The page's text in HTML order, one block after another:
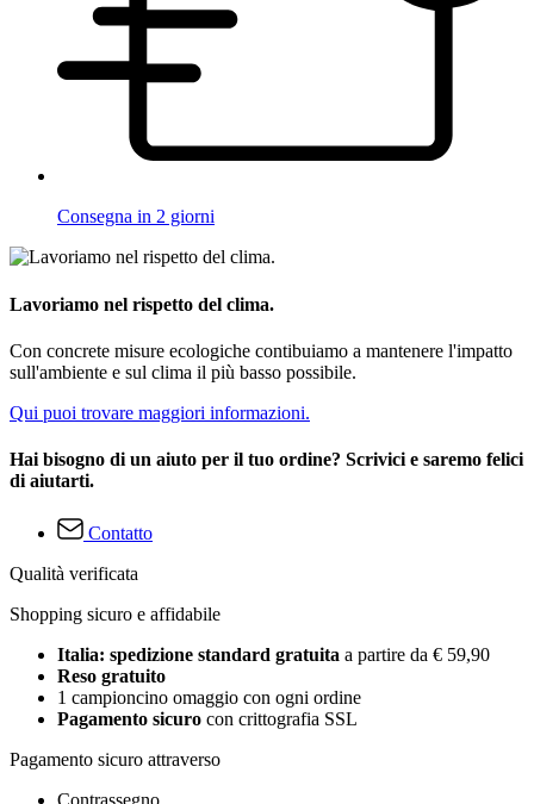
Consegna in 2 giorni
Lavoriamo nel rispetto del clima.
Con concrete misure ecologiche contibuiamo a mantenere l'impatto
sull'ambiente e sul clima il più basso possibile.
Qui puoi trovare maggiori informazioni.
Hai bisogno di un aiuto per il tuo ordine? Scrivici e saremo felici
di aiutarti.
Contatto
Qualità verificata
Shopping sicuro e affidabile
Italia: spedizione standard gratuita a partire da € 59,90
Reso gratuito
1 campioncino omaggio con ogni ordine
Pagamento sicuro con crittografia SSL
Pagamento sicuro attraverso
Contrassegno